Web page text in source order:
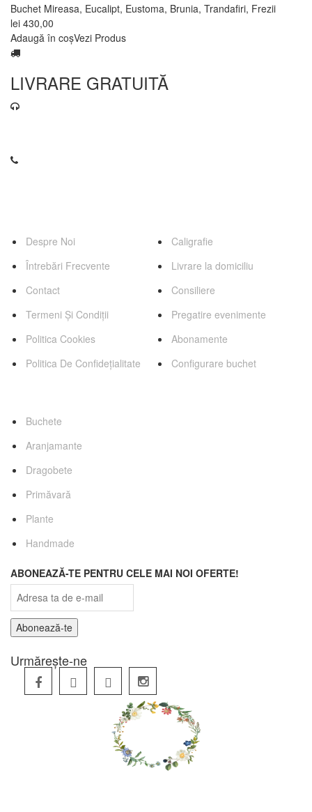
Buchet Mireasa, Eucalipt, Eustoma, Brunia, Trandafiri, Frezii
lei 430,00
Adaugă în coșVezi Produs
LIVRARE GRATUITĂ
Despre Noi
Întrebări Frecvente
Contact
Termeni Și Condiții
Politica Cookies
Politica De Confidețialitate
Caligrafie
Livrare la domiciliu
Consiliere
Pregatire evenimente
Abonamente
Configurare buchet
Buchete
Aranjamante
Dragobete
Primăvară
Plante
Handmade
ABONEAZĂ-TE PENTRU CELE MAI NOI OFERTE!
Urmărește-ne